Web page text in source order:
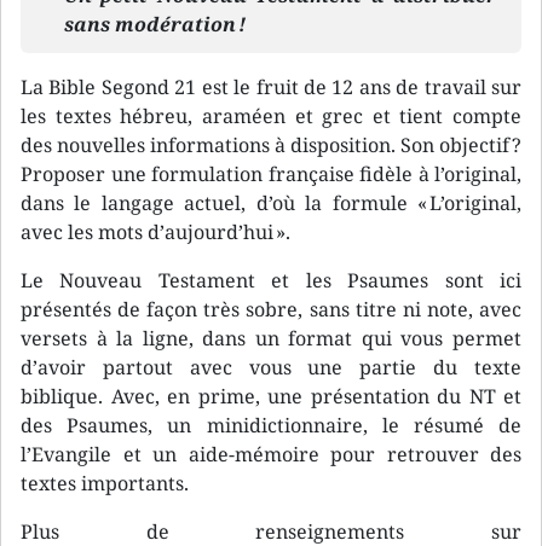
sans modération !
La Bible Segond 21 est le fruit de 12 ans de travail sur
les textes hébreu, araméen et grec et tient compte
des nouvelles informations à disposition. Son objectif ?
Proposer une formulation française fidèle à l’original,
dans le langage actuel, d’où la formule « L’original,
avec les mots d’aujourd’hui ».
Le Nouveau Testament et les Psaumes sont ici
présentés de façon très sobre, sans titre ni note, avec
versets à la ligne, dans un format qui vous permet
d’avoir partout avec vous une partie du texte
biblique. Avec, en prime, une présentation du NT et
des Psaumes, un minidictionnaire, le résumé de
l’Evangile et un aide-mémoire pour retrouver des
textes importants.
Plus de renseignements sur